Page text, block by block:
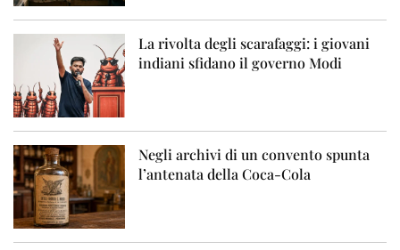
La rivolta degli scarafaggi: i giovani
indiani sfidano il governo Modi
Negli archivi di un convento spunta
l’antenata della Coca-Cola